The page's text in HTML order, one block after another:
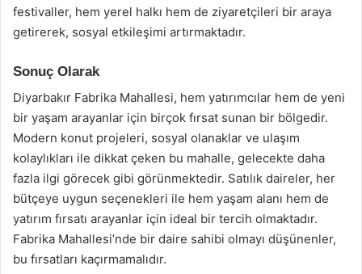
festivaller, hem yerel halkı hem de ziyaretçileri bir araya
getirerek, sosyal etkileşimi artırmaktadır.
Sonuç Olarak
Diyarbakır Fabrika Mahallesi, hem yatırımcılar hem de yeni
bir yaşam arayanlar için birçok fırsat sunan bir bölgedir.
Modern konut projeleri, sosyal olanaklar ve ulaşım
kolaylıkları ile dikkat çeken bu mahalle, gelecekte daha
fazla ilgi görecek gibi görünmektedir. Satılık daireler, her
bütçeye uygun seçenekleri ile hem yaşam alanı hem de
yatırım fırsatı arayanlar için ideal bir tercih olmaktadır.
Fabrika Mahallesi’nde bir daire sahibi olmayı düşünenler,
bu fırsatları kaçırmamalıdır.